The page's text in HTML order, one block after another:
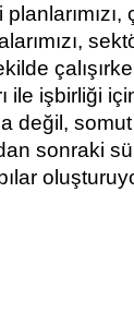
ile işbirliği
değil,
sonraki